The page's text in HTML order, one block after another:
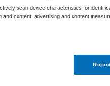
scan device characteristics for
and content, advertising and content